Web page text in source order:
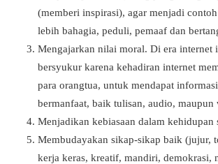
(memberi inspirasi), agar menjadi
lebih bahagia, peduli, pemaaf dan
Mengajarkan nilai moral. Di era internet
bersyukur karena kehadiran internet
para orangtua, untuk mendapat
bermanfaat, baik tulisan, audio, maupun
Menjadikan kebiasaan dalam kehidupan
Membudayakan sikap-sikap baik (jujur,
kerja keras, kreatif, mandiri, demokrasi,